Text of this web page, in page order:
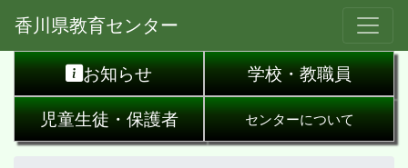
香川県教育センター
お知らせ 学校・教職員
児童生徒・保護者 センターについて